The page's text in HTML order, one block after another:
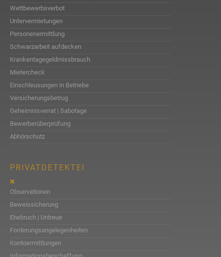
Wettbewerbsverbot
Untervermietungen
Personenermittlung
Schwarzarbeit aufdecken
Krankentagegeldmissbrauch
Mietercheck
Einschleusungen in Betriebe
Versicherungsbetrug
Geheimnisverrat | Sabotage
Bewerberüberprüfung
Abhörschutz
PRIVATDETEKTEI
Observationen
Beweissicherung
Ehebruch | Untreue
Forderungsangelegenheiten
Kontoermittlungen